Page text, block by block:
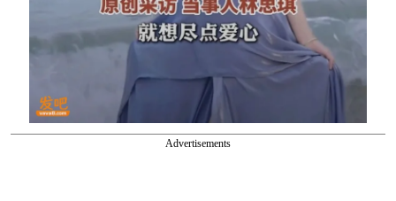
Advertisements